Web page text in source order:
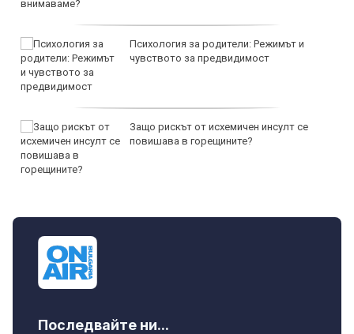
Психология за родители: Режимът и
чувството за предвидимост
Защо рискът от исхемичен инсулт се
повишава в горещините?
Последвайте ни...